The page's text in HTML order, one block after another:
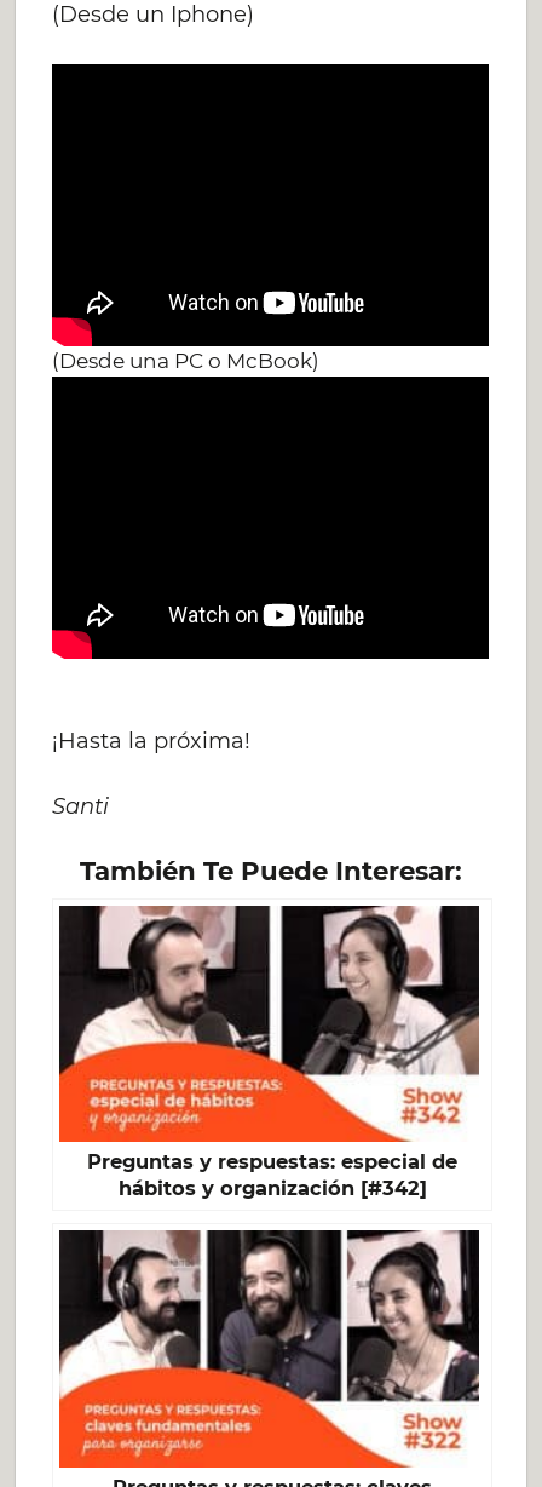
(Desde un Iphone)
(Desde una PC o McBook)
¡Hasta la próxima!
Santi
También Te Puede Interesar:
Preguntas y respuestas: especial de
hábitos y organización [#342]